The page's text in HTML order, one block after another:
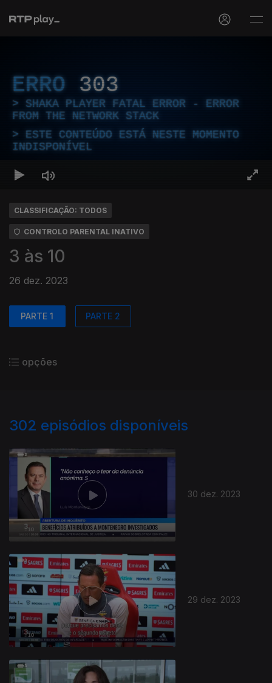
ERRO 303
SHAKA PLAYER FATAL ERROR - ERROR
FROM THE NETWORK STACK
ESTE CONTEÚDO ESTÁ NESTE MOMENTO
INDISPONÍVEL
CLASSIFICAÇÃO: TODOS
CONTROLO PARENTAL INATIVO
3 às 10
26 dez. 2023
PARTE 1 PARTE 2
opções
302 episódios disponíveis
30 dez. 2023
29 dez. 2023